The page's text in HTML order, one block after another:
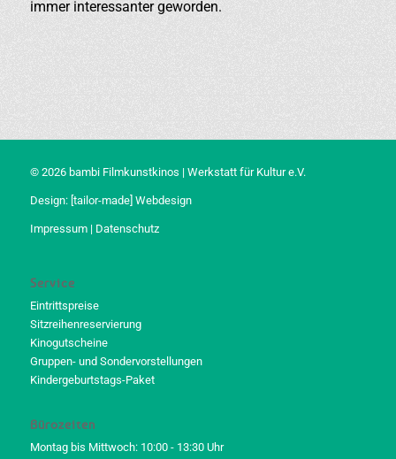
immer interessanter geworden.
© 2026 bambi Filmkunstkinos | Werkstatt für Kultur e.V.
Design: [tailor-made] Webdesign
Impressum| Datenschutz
Service
Eintrittspreise
Sitzreihenreservierung
Kinogutscheine
Gruppen- und Sondervorstellungen
Kindergeburtstags-Paket
Bürozeiten
Montag bis Mittwoch: 10:00 - 13:30 Uhr